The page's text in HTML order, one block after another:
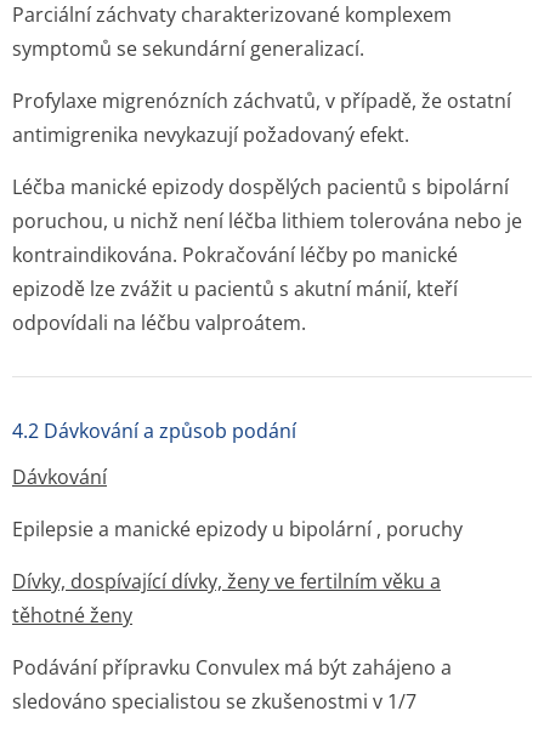
Parciální záchvaty charakterizované komplexem
symptomů se sekundární generalizací.
Profylaxe migrenózních záchvatů, v případě, že ostatní
antimigrenika nevykazují požadovaný efekt.
Léčba manické epizody dospělých pacientů s bipolární
poruchou, u nichž není léčba lithiem tolerována nebo je
kontraindikována. Pokračování léčby po manické
epizodě lze zvážit u pacientů s akutní mánií, kteří
odpovídali na léčbu valproátem.
4.2 Dávkování a způsob podání
Dávkování
Epilepsie a manické epizody u bipolární , poruchy
Dívky, dospívající dívky, ženy ve fertilním věku a
těhotné ženy
Podávání přípravku Convulex má být zahájeno a
sledováno specialistou se zkušenostmi v 1/7